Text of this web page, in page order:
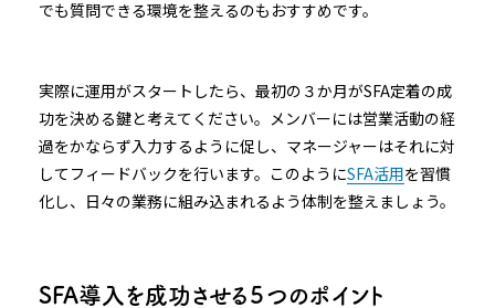
でも質問できる環境を整えるのもおすすめです。
実際に運用がスタートしたら、最初の３か月がSFA定着の成
功を決める鍵と考えてください。メンバーには営業活動の経
過をかならず入力するように促し、マネージャーはそれに対
してフィードバックを行います。このようにSFA活用を習慣
化し、日々の業務に組み込まれるよう体制を整えましょう。
SFA導入を成功させる５つのポイント